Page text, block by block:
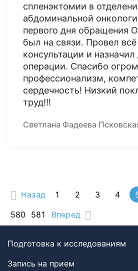
спленэктомии в
абдоминальной
первого дня обращения
был на связи. Провел
консультации и назначил
операции. Спасибо
профессионализм,
сердечность! Низкий
труд!!!
Светлана Фадеева
Назад 1 2 3 4
580
581 Вперед
Подготовка к исследованиям
Запись на прием